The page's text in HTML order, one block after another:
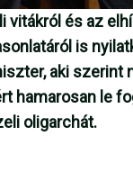
vitákról és az
is
aki szerint
hamarosan le
oligarchát.